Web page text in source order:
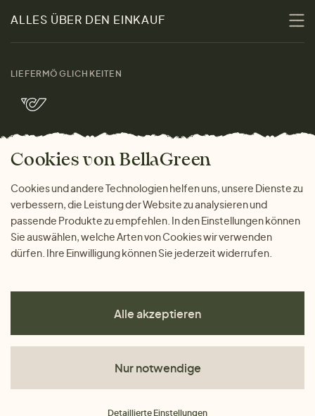
Kontakt
Marken
Bella Green Magazin
Damen
Herren
Wohnen
Geschenke
ALLES ÜBER DEN EINKAUF
Warum bei uns einkaufen
LIEFERMÖGLICHKEITEN
ZAHLUNGSMÖGLICHKEITEN
Cookies von BellaGreen
Cookies und andere Technologien helfen uns, unsere Dienste zu
verbessern, die Leistung der Website zu analysieren und
passende Produkte zu empfehlen. In den Einstellungen können
Sie auswählen, welche Arten von Cookies wir verwenden
dürfen. Ihre Einwilligung können Sie jederzeit widerrufen.
Alle akzeptieren
Nur notwendige
Detaillierte Einstellungen